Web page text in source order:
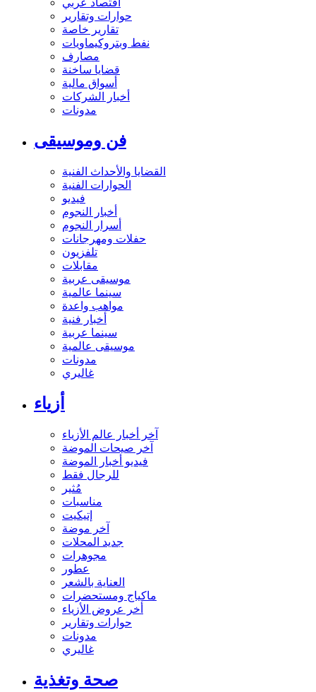
اقتصاد عربي
حوارات وتقارير
تقارير خاصة
نفط وبتروكيماويات
مصارف
قضايا ساخنة
أسواق مالية
أخبار الشركات
مدونات
فن وموسيقى
القضايا والأحداث الفنية
الحوارات الفنية
فيديو
أخبار النجوم
أسرار النجوم
حفلات ومهرجانات
تلفزيون
مقابلات
موسيقى عربية
سينما عالمية
مواهب واعدة
أخبار فنية
سينما عربية
موسيقى عالمية
مدونات
غاليري
أزياء
آخر أخبار عالم الأزياء
آخر صيحات الموضة
فيديو أخبار الموضة
للرجال فقط
مُثير
مناسبات
إتيكيت
آخر موضة
جديد المحلات
مجوهرات
عطور
العناية بالشعر
ماكياج ومستحضرات
أخر عروض الأزياء
حوارات وتقارير
مدونات
غاليري
صحة وتغذية